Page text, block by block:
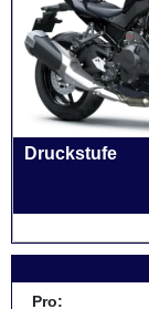
Druckstufe
Pro: